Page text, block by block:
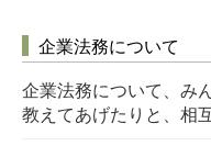
企業法務について
企業法務について、み
教えてあげたりと、相